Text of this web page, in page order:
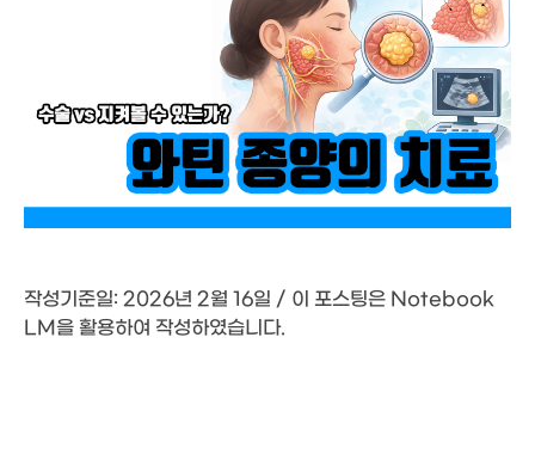
작성기준일: 2026년 2월 16일 / 이 포스팅은 Notebook
LM을 활용하여 작성하였습니다.